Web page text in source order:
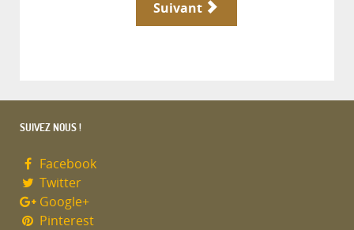
Suivant
SUIVEZ NOUS !
Facebook
Twitter
Google+
Pinterest